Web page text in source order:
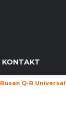
KONTAKT
Rusan Q-R